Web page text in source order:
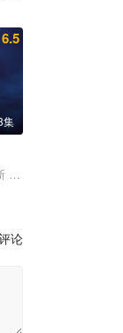
拉 乔恩·格里斯
海斯伯特 史蒂夫
6.5
集
李·佩斯 马修·瑞
论